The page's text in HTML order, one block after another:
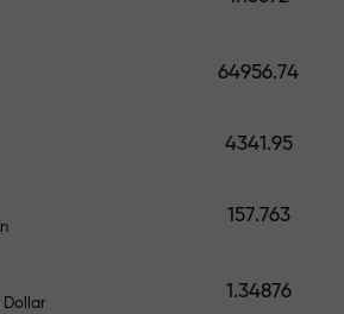
交易—您的资金受到
大1000倍的奖金。
。存款越大，倍数越
礼物大奖
易—
64956.74
4341.95
157.763
Dollar
1.34876
从零开始学习